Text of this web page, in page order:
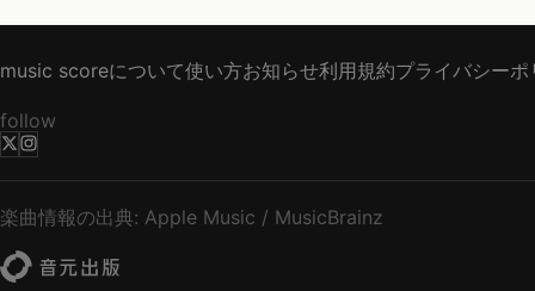
music scoreについて使い方お知らせ利用規約プライバシーポ
follow
楽曲情報の出典: Apple Music / MusicBrainz